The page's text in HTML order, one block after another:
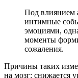
Под влиянием
интимные
эмоциями,
моменты
сожаления.
Причины таких
на мозг: снижается